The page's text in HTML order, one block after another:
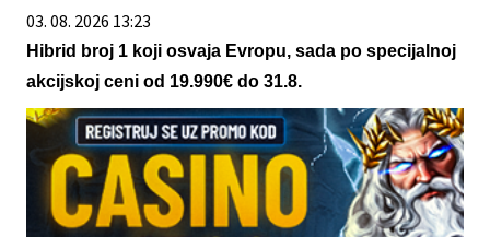
03. 08. 2026 13:23
Hibrid broj 1 koji osvaja Evropu, sada po specijalnoj
akcijskoj ceni od 19.990€ do 31.8.